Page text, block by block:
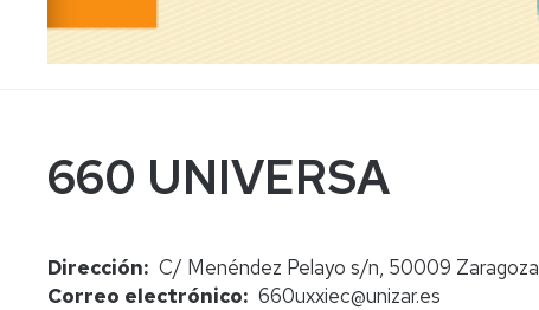
660 UNIVERSA
Dirección
C/ Menéndez Pelayo s/n, 50009 Zaragoza
Correo electrónico
660uxxiec@unizar.es